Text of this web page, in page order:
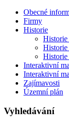
Obecné
Firmy
Historie
Historie
Interaktivní
Interaktivní
Zajímavosti
Územní plán
Vyhledávání